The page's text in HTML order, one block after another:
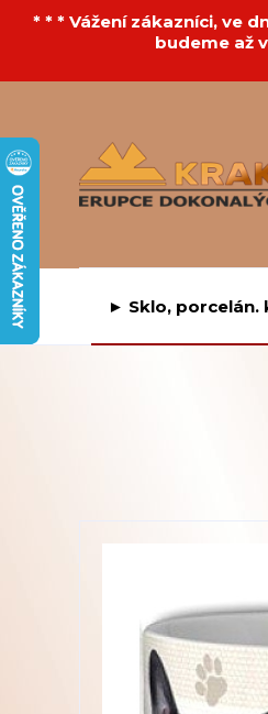
* * * Vážení zákazníci, ve
budeme až
► Sklo, porcelán.